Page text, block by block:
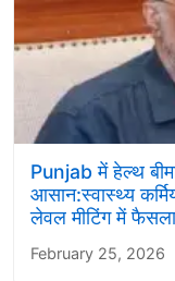
Punjab में हेल्थ
आसान:स्वास्थ्य
लेवल मीटिंग में फैसला
February 25, 2026